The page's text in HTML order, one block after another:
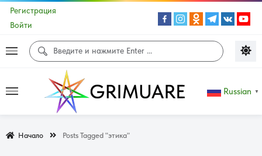
Регистрация
Войти
Russian ▼
Начало Posts Tagged "этика"